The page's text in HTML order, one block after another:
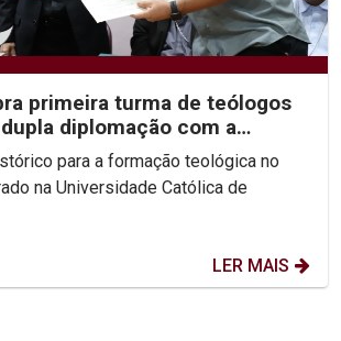
primeira turma de teólogos
diplomação com a
para a formação teológica no
na Universidade Católica de
LER MAIS